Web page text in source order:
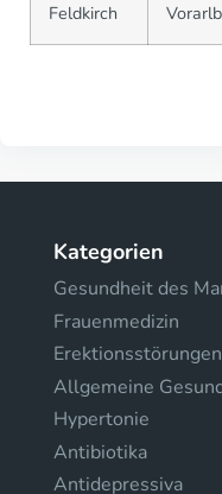
Feldkirch
Kategorien
Gesundheit des
Frauenmedizin
Erektionsstörungen
Allgemeine
Hypertonie
Antibiotika
Antidepressiva